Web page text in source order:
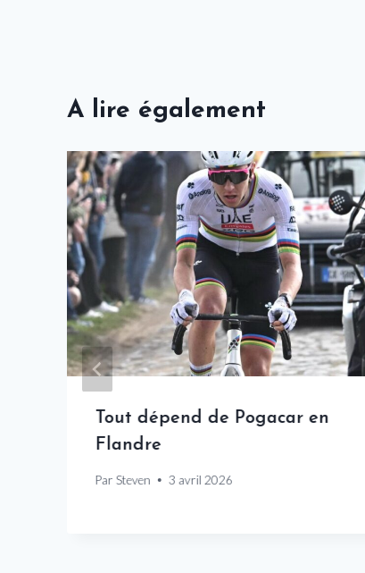
A lire également
Tout dépend de Pogacar en
Flandre
Par Steven 3 avril 2026